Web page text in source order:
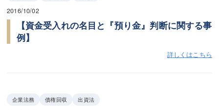
2016/10/02
【資金受入れの名目と『預り金』判断に関する事
例】
詳しくはこちら
企業法務 債権回収 出資法